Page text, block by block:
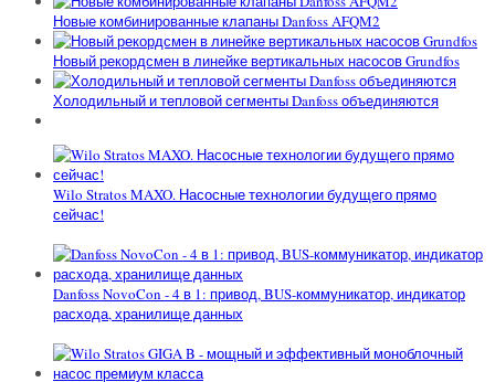
Новые комбинированные клапаны Danfoss AFQM2
Новый рекордсмен в линейке вертикальных насосов Grundfos
Холодильный и тепловой сегменты Danfoss объединяются
Wilo Stratos MAXO. Насосные технологии будущего прямо
сейчас!
Danfoss NovoCon - 4 в 1: привод, BUS-коммуникатор, индикатор
расхода, хранилище данных